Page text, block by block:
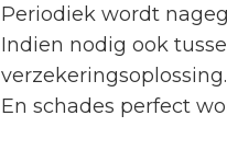
Periodiek wordt
Indien nodig ook
verzekeringsoplossing.
En schades perfect